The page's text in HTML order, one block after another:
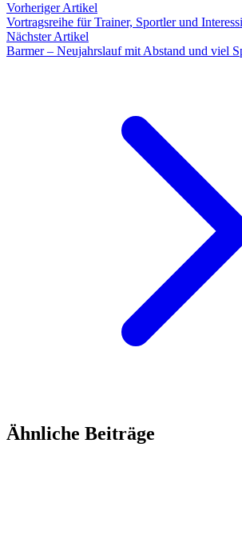
Vorheriger Artikel
Vortragsreihe für Trainer, Sportler und
Nächster Artikel
Barmer – Neujahrslauf mit Abstand und viel
Ähnliche Beiträge